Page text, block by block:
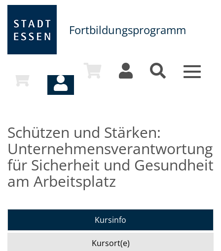
Fortbildungsprogramm
Toggle
Schützen und Stärken:
Unternehmensverantwortung
für Sicherheit und Gesundheit
am Arbeitsplatz
Kursinfo
Kursort(e)